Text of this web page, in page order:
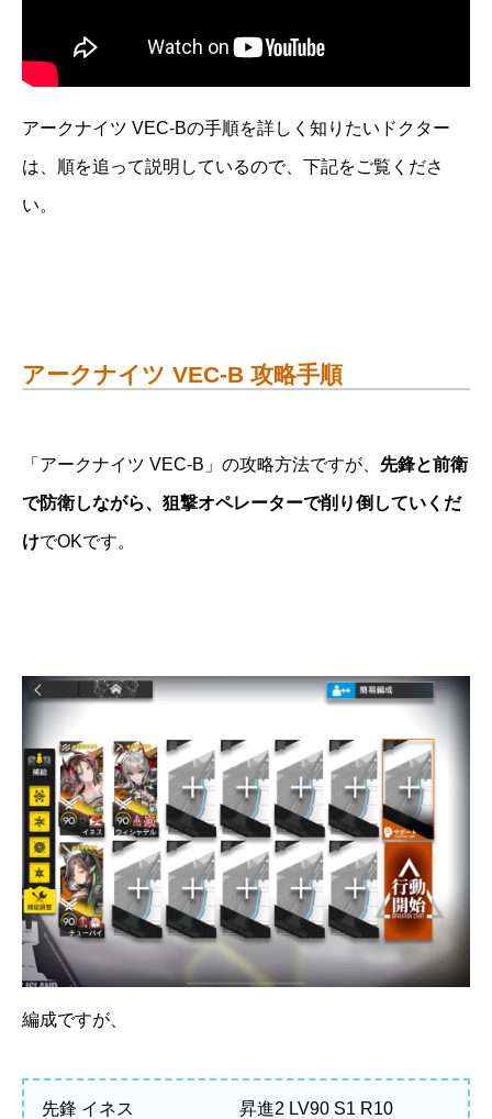
アークナイツ VEC-Bの手順を詳しく知りたいドクター
は、順を追って説明しているので、下記をご覧くださ
い。
アークナイツ VEC-B 攻略手順
「アークナイツ VEC-B」の攻略方法ですが、 先鋒と前衛
で防衛しながら、狙撃オペレーターで削り倒していくだ
けでOKです。
編成ですが、
先鋒 イネス 昇進2 LV90 S1 R10